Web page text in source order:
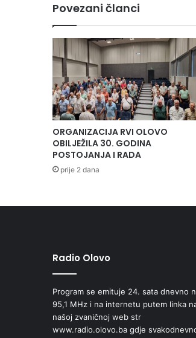
Povezani članci
ORGANIZACIJA RVI OLOVO
OBILJEŽILA 30. GODINA
POSTOJANJA I RADA
prije 2 dana
Radio Olovo
Program se emituje 24. sata dnevno
95,1 MHz i na internetu putem linka
našoj zvaničnoj web str
www.radio.olovo.ba gdje